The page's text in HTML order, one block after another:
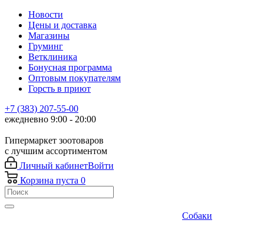
Новости
Цены и доставка
Магазины
Груминг
Ветклиника
Бонусная программа
Оптовым покупателям
Горсть в приют
+7 (383) 207-55-00
ежедневно 9:00 - 20:00
Гипермаркет зоотоваров
с лучшим ассортиментом
Личный кабинетВойти
Корзина пуста 0
Собаки